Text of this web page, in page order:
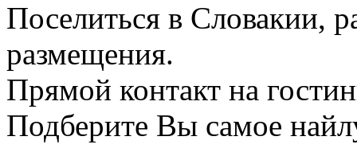
Поселиться в Словакии,
размещения.
Прямой контакт на
Подберите Вы самое